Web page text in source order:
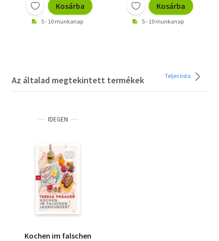
Kosárba
5 - 10 munkanap
Kosárba
5 - 10 munkanap
Az általad megtekintett termékek Teljes lista
IDEGEN
Kochen im falschen